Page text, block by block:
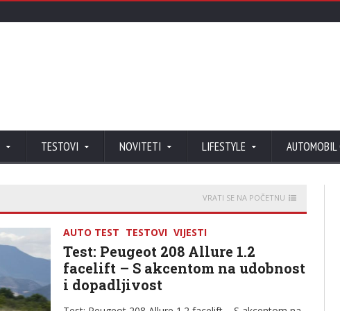
TESTOVI NOVITETI LIFESTYLE AUTOMOBIL
VRATI SE NA POČETNU
AUTO TEST TESTOVI VIJESTI
Test: Peugeot 208 Allure 1.2
facelift – S akcentom na udobnost
i dopadljivost